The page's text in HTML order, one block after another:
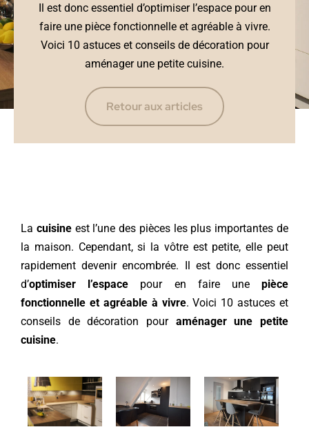
Il est donc essentiel d’optimiser l’espace pour en
faire une pièce fonctionnelle et agréable à vivre.
Voici 10 astuces et conseils de décoration pour
aménager une petite cuisine.
Retour aux articles
La cuisineest l’une des pièces les plus importantes de
la maison. Cependant, si la vôtre est petite, elle peut
rapidement devenir encombrée. Il est donc essentiel
d’optimiser l’espace pour en faire unepièce
fonctionnelle et agréable à vivre. Voici 10 astuces et
conseils de décoration pour aménager une petite
cuisine.